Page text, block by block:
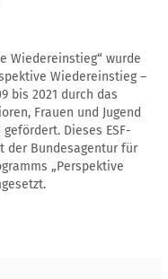
Wiedereinstieg“ wurde
Wiedereinstieg –
bis 2021 durch das
Frauen und Jugend
Dieses ESF-
der Bundesagentur für
„Perspektive